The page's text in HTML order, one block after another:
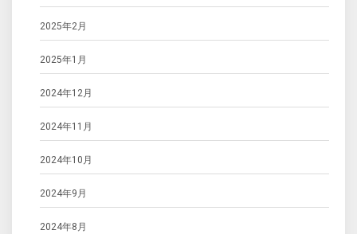
2025年2月
2025年1月
2024年12月
2024年11月
2024年10月
2024年9月
2024年8月